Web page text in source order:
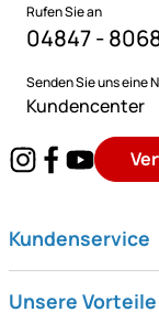
Rufen Sie an
04847 -
Senden Sie uns eine
Kundencenter
Kundenservice
Unsere Vorteile